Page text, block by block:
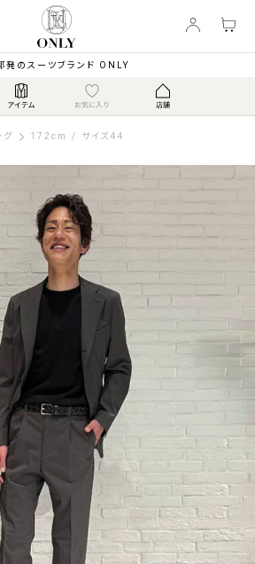
発のスーツブランド ONLY
グ 172cm / サイズ44